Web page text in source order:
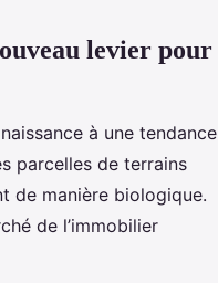
levier pour
à une tendance
parcelles de terrains
de manière biologique.
de l’immobilier